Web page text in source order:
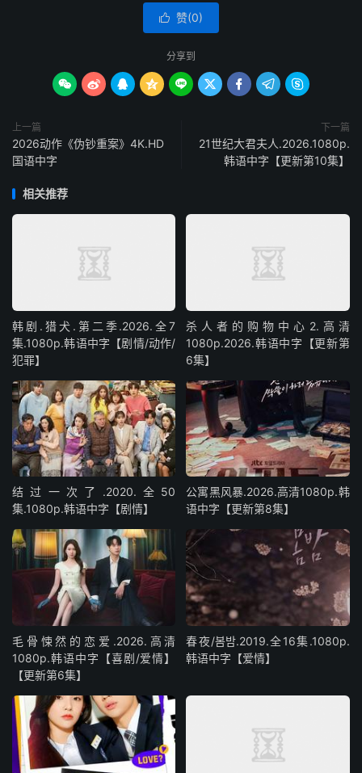
 赞(0)
分享到
        
上一篇
2026动作《伪钞重案》4K.HD
国语中字
下一篇
21世纪大君夫人.2026.1080p.
韩语中字【更新第10集】
相关推荐
韩剧.猎犬.第二季.2026.全7
集.1080p.韩语中字【剧情/动作/
犯罪】
杀人者的购物中心2.高清
1080p.2026.韩语中字【更新第
6集】
结过一次了.2020.全50
集.1080p.韩语中字【剧情】
公寓黑风暴.2026.高清1080p.韩
语中字【更新第8集】
毛骨悚然的恋爱.2026.高清
1080p.韩语中字【喜剧/爱情】
【更新第6集】
春夜/봄밤‎.2019.全16集.1080p.
韩语中字【爱情】